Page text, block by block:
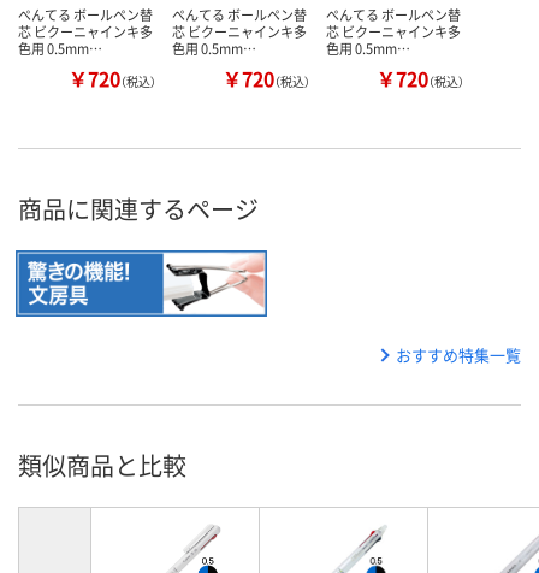
ぺんてる ボールペン替
芯 ビクーニャインキ多
色用 0.5mm…
￥720（税込）
ぺんてる ボールペン替
芯 ビクーニャインキ多
色用 0.5mm…
￥720（税込）
ぺんてる ボールペン替
芯 ビクーニャインキ多
色用 0.5mm…
￥720（税込）
商品に関連するページ
おすすめ特集一覧
類似商品と比較